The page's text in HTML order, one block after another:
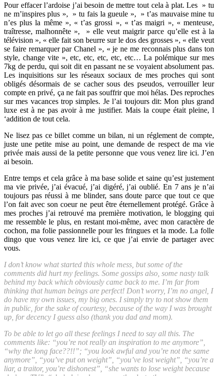
Pour effacer l’ardoise j’ai besoin de mettre tout cela à plat. Les » tu
ne m’inspires plus », » tu fais la gueule », » t’as mauvaise mine tu
n’es plus la même », « t’as grossi », « t’as maigri », « menteuse,
traîtresse, malhonnête », » elle veut maigrir parce qu’elle est à la
télévision », « elle fait son beurre sur le dos des grosses », « elle veut
se faire remarquer par Chanel », « je ne me reconnais plus dans ton
style, change vite », etc, etc, etc, etc, etc… La polémique sur mes
7kg de perdu, qui soit dit en passant ne se voyaient absolument pas.
Les inquisitions sur les réseaux sociaux de mes proches qui sont
obligés désormais de se cacher sous des pseudos, verrouiller leur
compte en privé, ça ne fait pas souffrir que moi hélas. Des reproches
sur mes vacances trop simples. Je l’ai toujours dit: Mon plus grand
luxe est à ne pas avoir à me justifier. Mais la coupe était pleine, l
‘addition de tout cela.
Ne lisez pas ce billet comme un bilan, ni un réglement de compte,
juste une petite mise au point, une demande de respect de ma vie
privée mais aussi de la petite personne que vous venez lire ici. J’en
ai besoin.
Entre temps et cela grâce à ma base solide et saine qu’est justement
ma vie privée, j’ai évacué, j’ai digéré, j’ai oublié. En 7 ans je n’ai
toujours pas réussi à me blinder, sans doute parce que tout ce que
l’on fait avec son coeur ne peut être éternellement protégé. Grâce à
mes proches j’ai retrouvé ma première motivation, le blogging qui
me ressemble le plus, en restant moi-même, avec mon caractère de
cochon, ma folie passionnelle pour les fringues et la mode. La folle
dingo que vous venez lire ici, ce que j’ai envie de partager avec
vous.
I don’t know what started this whole mess, but some of the
comments did hurt my feelings. Some gossips also, some nasty talk
behind my back which obviously came back to me. I’m far from
thinking that human beings are perfect! Don’t worry, I’m no angel, I
do have my own issues, my big ones. I simply try to not show them
in public, for the sake of courtesy, because of the way I was brought
up, for decency I guess also (thank you dad and mom).
To be able to let go all these feelings I need to say all this. The
comments like: “you’re not really an inspiration to me anymore”,
“why the long face??!!”; “you look awful and you’re not the same
anymore”, “you’ve put on weight”, “you’ve lost weight”, “you’re a
liar, a traitor, you’re dishonest”, “she wants to lose weight because